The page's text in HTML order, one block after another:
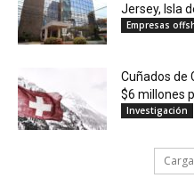
Jersey, Isla
Empresas
Cuñados de
$6 millones
Investigación